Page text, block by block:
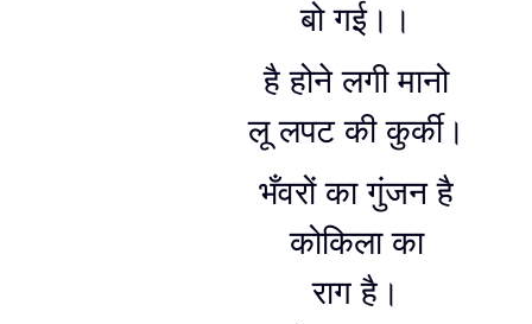
बो गई।।
है होने लगी मानो
लू लपट की कुर्की।
भँवरों का गुंजन है
कोकिला का
राग है।